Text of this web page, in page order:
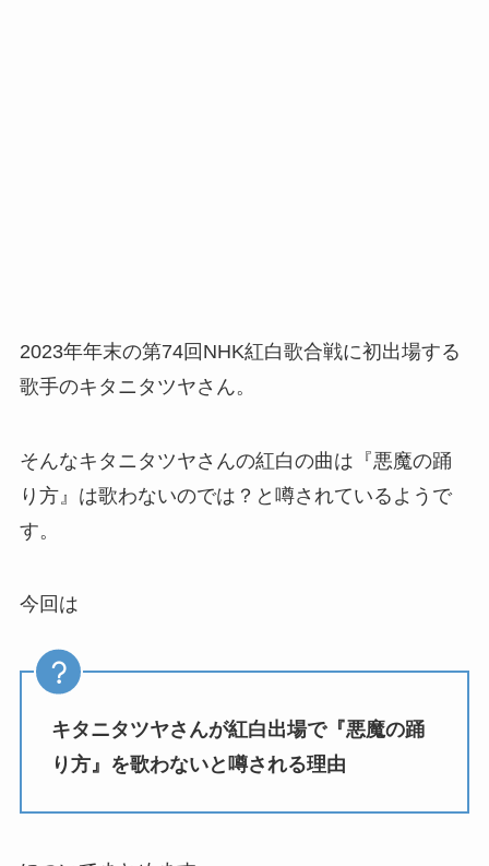
2023年年末の第74回NHK紅白歌合戦に初出場する
歌手のキタニタツヤさん。
そんなキタニタツヤさんの紅白の曲は『悪魔の踊
り方』は歌わないのでは？と噂されているようで
す。
今回は
キタニタツヤさんが紅白出場で『悪魔の踊
り方』を歌わないと噂される理由